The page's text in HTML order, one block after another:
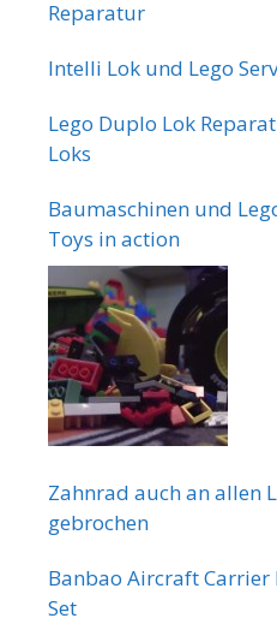
Reparatur
Intelli Lok und Lego
Lego Duplo Lok
Loks
Baumaschinen und
Toys in action
Zahnrad auch an allen
gebrochen
Banbao Aircraft
Set